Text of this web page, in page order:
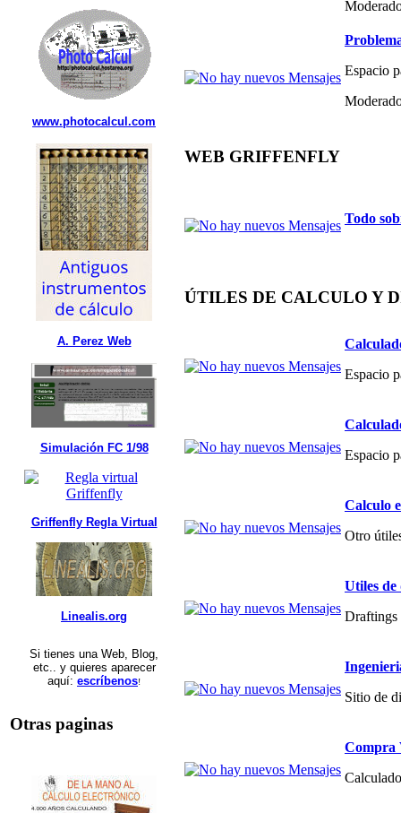
www.photocalcul.com
A. Perez Web
Simulación FC 1/98
Griffenfly Regla Virtual
Linealis.org
Si tienes una Web, Blog,
etc.. y quieres aparecer
aquí: escríbenos!
Otras paginas
Espacio
WEB GRIFFENFLY
Todo
ÚTILES DE CALCULO Y
Espacio
Espacio
Calculo
Otro
Utiles de
Draftings
Sitio de
Compra